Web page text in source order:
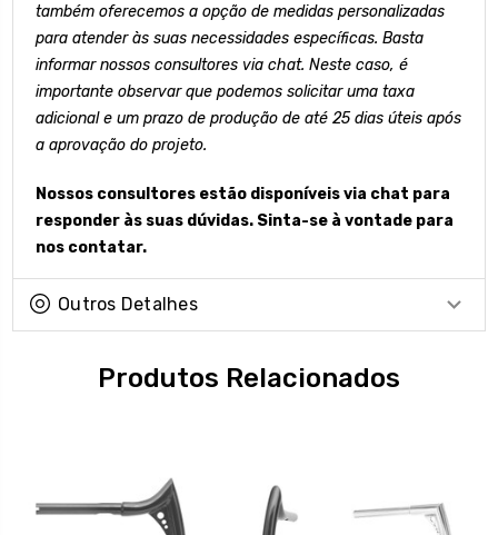
também oferecemos a opção de medidas personalizadas
para atender às suas necessidades específicas. Basta
informar nossos consultores via chat. Neste caso, é
importante observar que podemos solicitar uma taxa
adicional e um prazo de produção de até 25 dias úteis após
a aprovação do projeto.
Nossos consultores estão disponíveis via chat para
responder às suas dúvidas. Sinta-se à vontade para
nos contatar.
Outros Detalhes
Produtos Relacionados